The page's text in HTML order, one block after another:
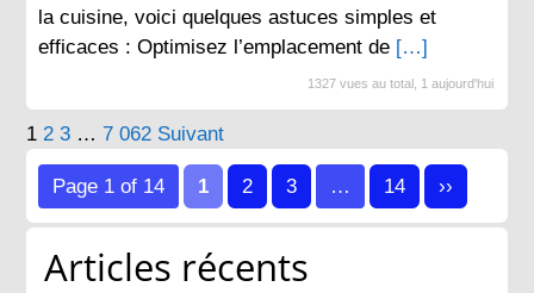
la cuisine, voici quelques astuces simples et
efficaces : Optimisez l’emplacement de […]
1327 vues au total, 1 aujourd'hui
Pagination
des
publications
1 2 3 … 7 062 Suivant
Page 1 of 14 1 2 3 … 14 ››
Articles récents